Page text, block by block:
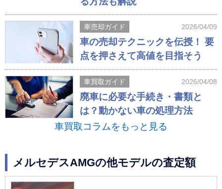
車売却ガイド 2026/04/09
車の売却テクニックを伝授！ 要
点を押さえて高値を目指そう
車買取ガイド 2026/04/08
廃車に必要な手続き・書類と
は？動かない車の処理方法
車買取コラムをもっと見る
メルセデスAMGの他モデルの査定額